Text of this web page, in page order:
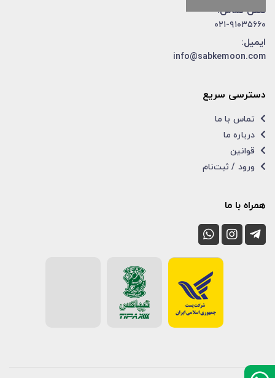
تلفن تماس:
۰۲۱-۹۱۰۳۵۶۶۰
ایمیل:
info@sabkemoon.com
دسترسی سریع
تماس با ما
درباره ما
قوانین
ورود / ثبت‌نام
همراه با ما